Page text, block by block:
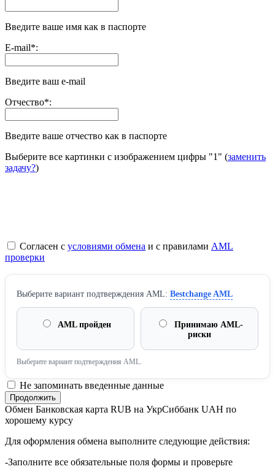
Введите ваше имя как в паспорте
E-mail*:
Введите ваш e-mail
Отчество*:
Введите ваше отчество как в паспорте
Выберите все картинки с изображением цифры "1" (заменить
задачу?)
Согласен с условиями обмена и с правилами AML
проверки
Выберите вариант подтверждения AML: Bestchange AML
AML пройден
Принимаю AML-
риски
Выберите вариант подтверждения AML.
Не запоминать введенные данные
Обмен Банковская карта RUB на УкрСиббанк UAH по
хорошему курсу
Для оформления обмена выполните следующие действия:
-Заполните все обязательные поля формы и проверьте